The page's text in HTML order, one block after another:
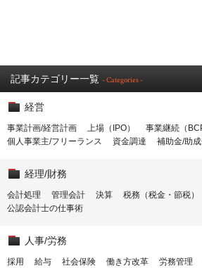
記事カテゴリー一覧 - Categories -
経営
事業計画/経営計画 上場（IPO）
事業継続（
個人事業主/フリーランス
資金調達 補助金/助
経理/財務
会計処理 管理会計 決算 税務（税金・節税）
公認会計士の仕事術
人事/労務
採用 給与 社会保険 働き方改革 労務管理